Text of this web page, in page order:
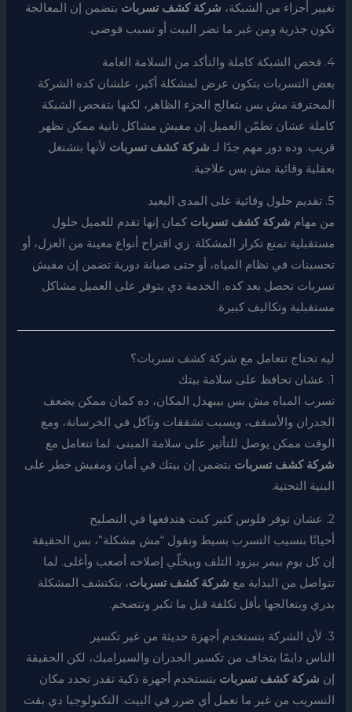
تغيير أجزاء من الشبكة، شركة كشف تسربات بتضمن إن المعالجة
تكون جذرية ومن غير ما تضر البيت أو تسبب فوضى.
4. فحص الشبكة كاملة والتأكد من السلامة العامة
بعض التسربات بتكون عرض لمشكلة أكبر، علشان كده الشركة
المحترفة مش بس بتعالج الجزء الظاهر، لكنها بتفحص الشبكة
كاملة عشان تطمّن العميل إن مفيش مشاكل تانية ممكن تظهر
قريب. وده دور مهم جدًا لـ شركة كشف تسربات لأنها بتشتغل
بعقلية وقائية مش بس علاجية.
5. تقديم حلول وقائية على المدى البعيد
من مهام شركة كشف تسربات كمان إنها تقدم للعميل حلول
مستقبلية تمنع تكرار المشكلة. زي اقتراح أنواع معينة من العزل، أو
تحسينات في نظام المياه، أو حتى صيانة دورية تضمن إن مفيش
تسربات تحصل بعد كده. الخدمة دي بتوفر على العميل مشاكل
مستقبلية وتكاليف كبيرة.
ليه تحتاج تتعامل مع شركة كشف تسربات؟
1. عشان تحافظ على سلامة بيتك
تسرب المياه مش بس بيبهدل المكان، ده كمان ممكن يضعف
الجدران والأسقف، ويسبب تشققات وتآكل في الخرسانة، ومع
الوقت ممكن يوصل للتأثير على سلامة المبنى. لما تتعامل مع
شركة كشف تسربات بتضمن إن بيتك في أمان ومفيش خطر على
البنية التحتية.
2. عشان توفر فلوس كتير كنت هتدفعها في التصليح
أحيانًا بنسيب التسرب بسيط ونقول “مش مشكلة”، بس الحقيقة
إن كل يوم بيمر بيزود التلف وبيخلّي إصلاحه أصعب وأغلى. لما
تتواصل من البداية مع شركة كشف تسربات، بتكتشف المشكلة
بدري وبتعالجها بأقل تكلفة قبل ما تكبر وتتضخم.
3. لأن الشركة بتستخدم أجهزة حديثة من غير تكسير
الناس دايمًا بتخاف من تكسير الجدران والسيراميك، لكن الحقيقة
إن شركة كشف تسربات بتستخدم أجهزة ذكية تقدر تحدد مكان
التسريب من غير ما تعمل أي ضرر في البيت. التكنولوجيا دي بقت